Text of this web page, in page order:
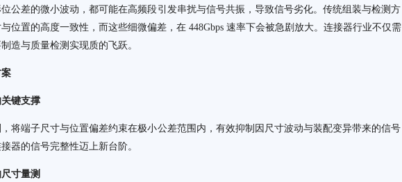
公差的微小波动，都可能在高频段引发串扰与信号共振，导致信号劣化。传统组装与检测方
位置的高度一致性，而这些细微偏差，在 448Gbps 速率下会被急剧放大。连接器行业不仅需
造与质量检测实现质的飞跃。
键支撑
将端子尺寸与位置偏差约束在极小公差范围内，有效抑制因尺寸波动与装配变异带来的信号
器的信号完整性迈上新台阶。
寸量测